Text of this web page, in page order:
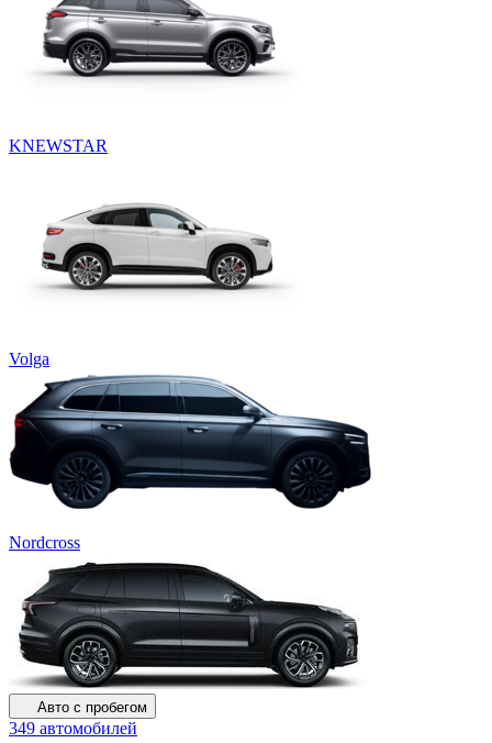
KNEWSTAR
Volga
Nordcross
Авто с пробегом
349 автомобилей